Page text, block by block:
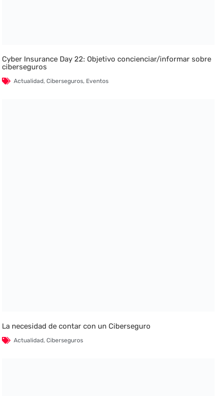
Cyber Insurance Day 22: Objetivo concienciar/informar sobre
ciberseguros
Actualidad,Ciberseguros, Eventos
La necesidad de contar con un Ciberseguro
Actualidad,Ciberseguros